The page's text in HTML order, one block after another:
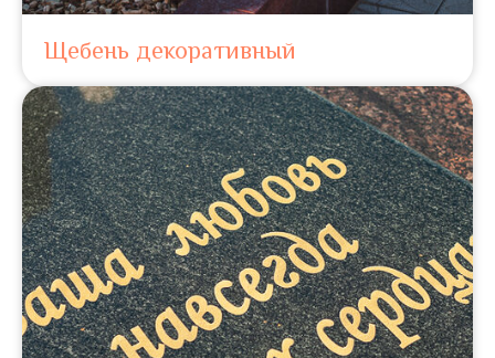
Щебень декоративный